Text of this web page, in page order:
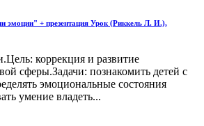
эмоции" + презентация Урок (Риккель Л. И.),
коррекция и развитие
сферы.Задачи: познакомить детей с
эмоциональные состояния
умение владеть...